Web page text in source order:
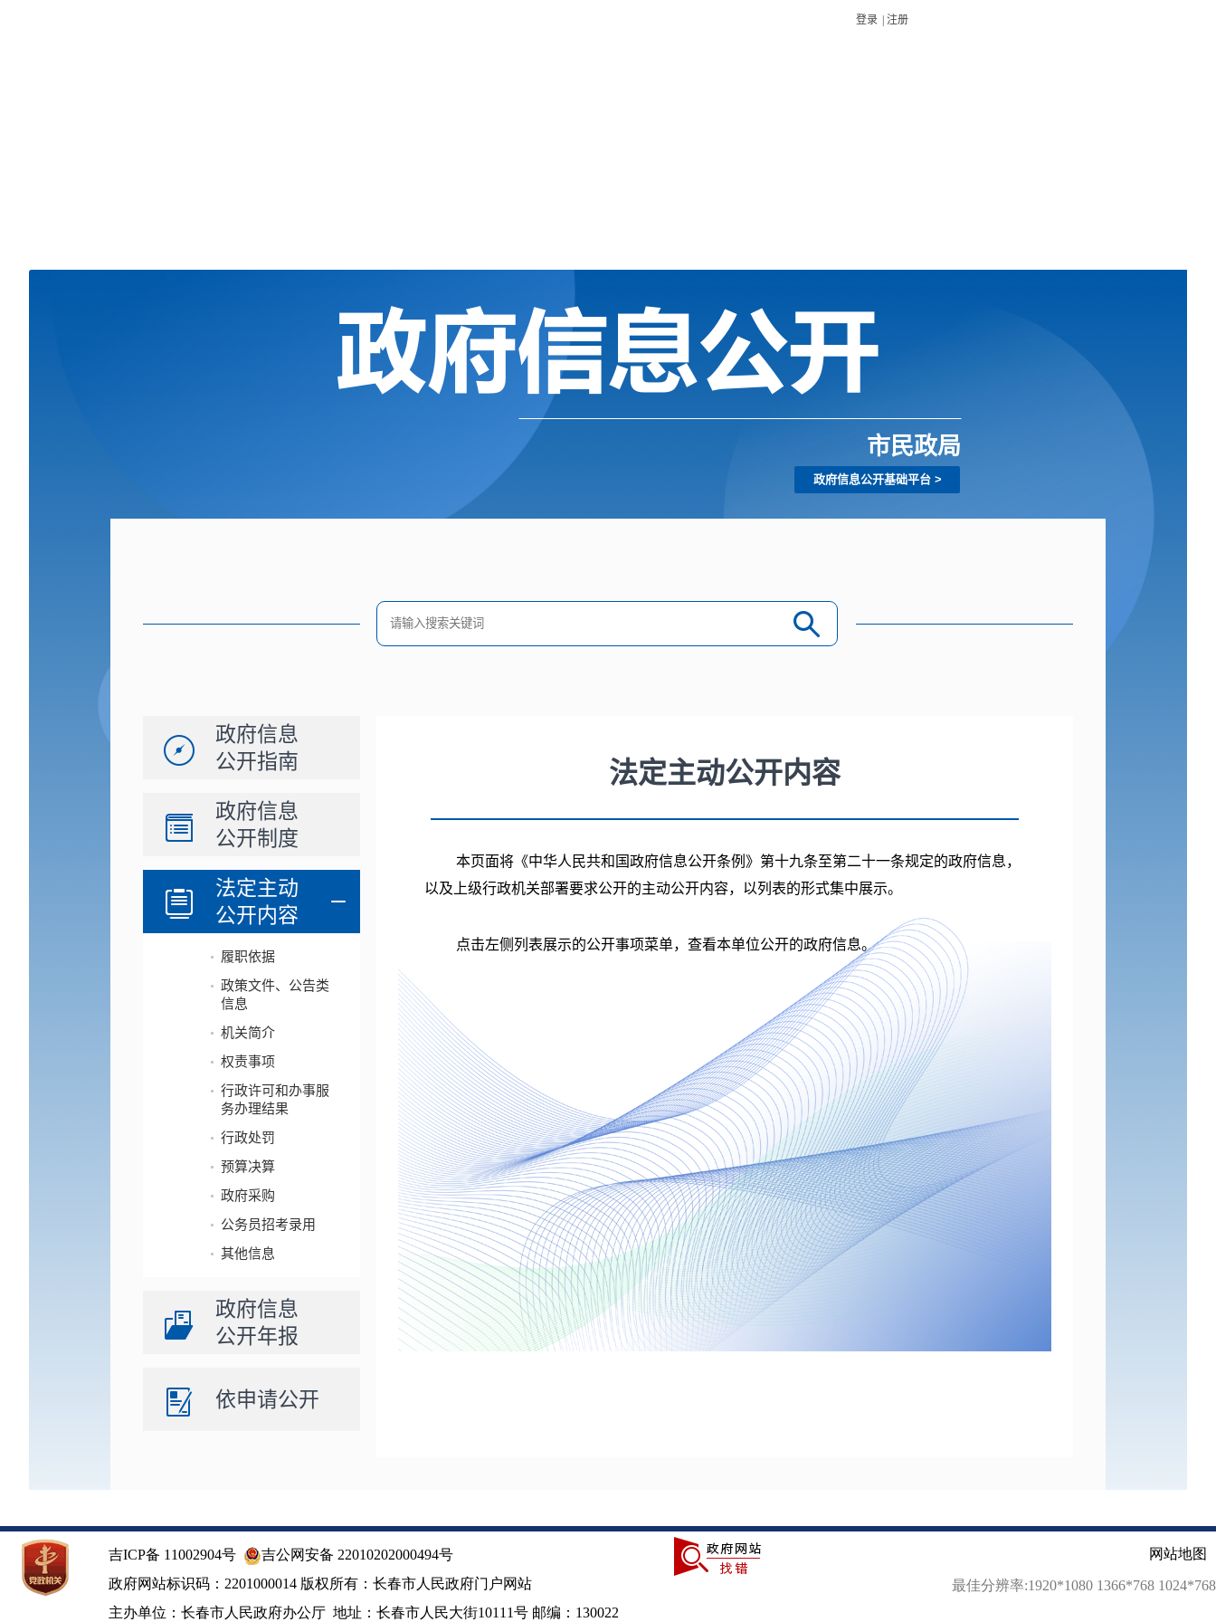
登录 注册
市民政局
政府信息公开基础平台>
政府信息
公开指南
政府信息
公开制度
法定主动
公开内容
履职依据
政策文件、公告类
信息
机关简介
权责事项
行政许可和办事服
务办理结果
行政处罚
预算决算
政府采购
公务员招考录用
其他信息
政府信息
公开年报
依申请公开
法定主动公开内容
本页面将《中华人民共和国政府信息公开条例》第十九条至第二十一条规定的政府信息，
以及上级行政机关部署要求公开的主动公开内容，以列表的形式集中展示。
点击左侧列表展示的公开事项菜单，查看本单位公开的政府信息。